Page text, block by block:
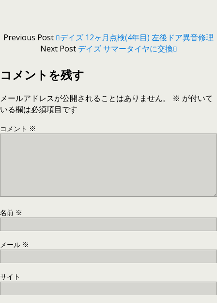
Previous Post
デイズ 12ヶ月点検(4年目) 左後ドア異音修理
Next Post デイズ サマータイヤに交換
コメントを残す
メールアドレスが公開されることはありません。 ※ が付いて
いる欄は必須項目です
コメント ※
名前 ※
メール ※
サイト